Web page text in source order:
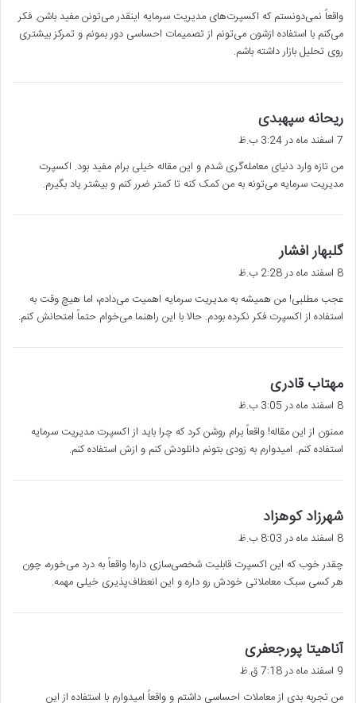
:
واقعاً نمی‌دونستم که اکسپرت‌های مدیریت سرمایه اینقدر می‌تونن مفید باشن. فکر
می‌کنم با استفاده ازشون می‌تونم از تصمیمات احساسی دور بمونم و تمرکز بیشتری
روی تحلیل بازار داشته باشم.
ریحانه سپهبدی
:
7 اسفند ماه در 3:24 ب.ظ
من تازه وارد دنیای معامله‌گری شدم و این مقاله خیلی برام مفید بود. اکسپرت
مدیریت سرمایه می‌تونه به من کمک کنه تا کمتر ضرر کنم و بیشتر یاد بگیرم.
گلبهار افشار
ف
:
8 اسفند ماه در 2:28 ب.ظ
عجب مطلبی! من همیشه به مدیریت سرمایه اهمیت می‌دادم، اما هیچ وقت به
استفاده از اکسپرت فکر نکرده بودم. حالا با این راهنما می‌خوام حتماً امتحانش کنم.
مهتاب قادری
ف
:
8 اسفند ماه در 3:05 ب.ظ
ممنون از این مقاله! واقعاً برام روشن کرد که چرا باید از اکسپرت مدیریت سرمایه
استفاده کنم. امیدوارم به زودی بتونم دانلودش کنم و ازش استفاده کنم.
شهرزاد کوهزاد
ف
:
8 اسفند ماه در 8:03 ب.ظ
چقدر خوب که این اکسپرت قابلیت شخصی‌سازی داره! واقعاً به درد می‌خوره، چون
هر کسی سبک معاملاتی خودش رو داره و این انعطاف‌پذیری خیلی مهمه.
آناهیتا پورجعفری
ف
9 اسفند ماه در 7:18 ق.ظ
من تجربه بدی از معاملات احساسی داشتم و واقعاً امیدوارم با استفاده از این